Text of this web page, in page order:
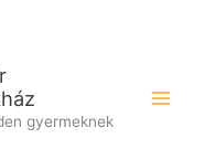
gyermeknek